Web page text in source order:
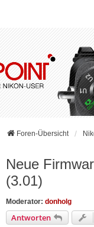
Foren-Übersicht
Neue
(3.01)
Moderator: donholg
Antworten